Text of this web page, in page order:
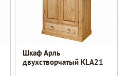
Шкаф Арль
двухстворчатый KLA21